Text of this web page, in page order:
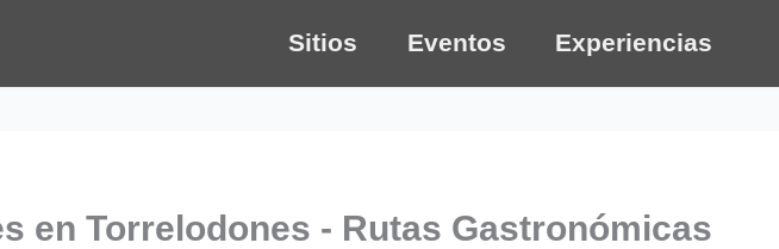
Sitios Eventos Experiencias
en Torrelodones - Rutas Gastronómicas